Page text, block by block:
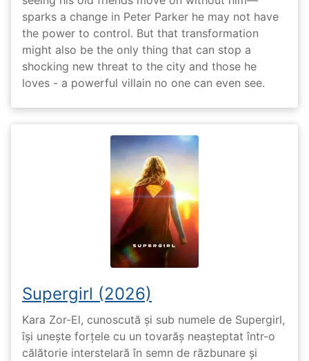
sparks a change in Peter Parker he may not have
the power to control. But that transformation
might also be the only thing that can stop a
shocking new threat to the city and those he
loves - a powerful villain no one can even see.
Supergirl (2026)
Kara Zor-El, cunoscută și sub numele de Supergirl,
își unește forțele cu un tovarăș neașteptat într-o
călătorie interstelară în semn de răzbunare și